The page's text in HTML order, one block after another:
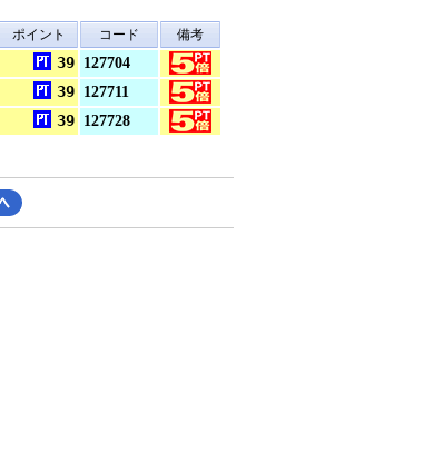
ポイント コード 備考
39 127704
39 127711
39 127728